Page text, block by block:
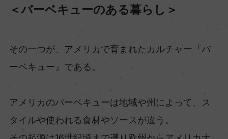
＜バーベキューのある暮らし＞
その一つが、アメリカで育まれたカルチャー『バ
ーベキュー』である。
アメリカのバーベキューは地域や州によって、ス
タイルや使われる食材やソースが違う。